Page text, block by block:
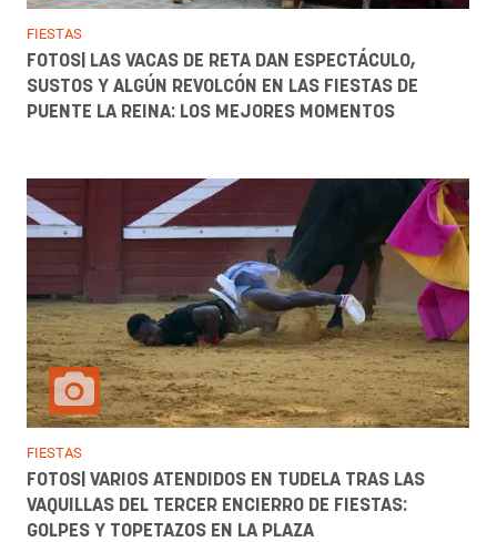
FIESTAS
FOTOS| LAS VACAS DE RETA DAN ESPECTÁCULO,
SUSTOS Y ALGÚN REVOLCÓN EN LAS FIESTAS DE
PUENTE LA REINA: LOS MEJORES MOMENTOS
FIESTAS
FOTOS| VARIOS ATENDIDOS EN TUDELA TRAS LAS
VAQUILLAS DEL TERCER ENCIERRO DE FIESTAS:
GOLPES Y TOPETAZOS EN LA PLAZA